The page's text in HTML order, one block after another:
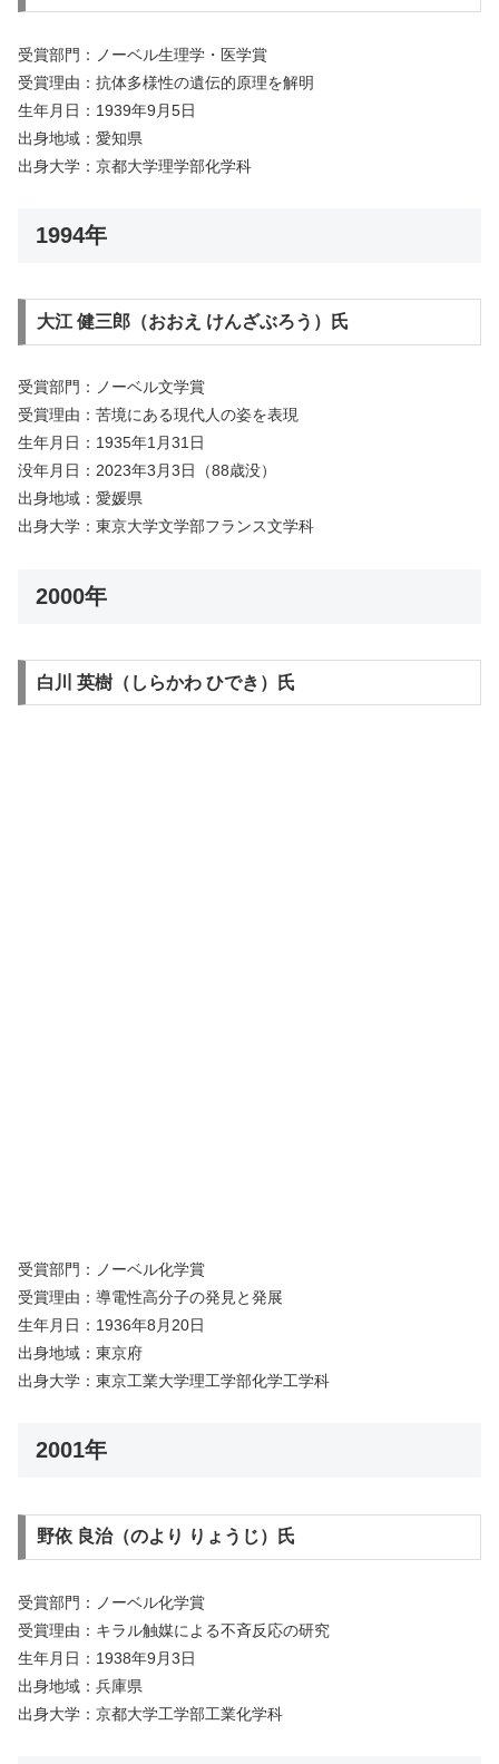
受賞部門：ノーベル生理学・医学賞
受賞理由：抗体多様性の遺伝的原理を解明
生年月日：1939年9月5日
出身地域：愛知県
出身大学：京都大学理学部化学科
1994年
大江 健三郎（おおえ けんざぶろう）氏
受賞部門：ノーベル文学賞
受賞理由：苦境にある現代人の姿を表現
生年月日：1935年1月31日
没年月日：2023年3月3日（88歳没）
出身地域：愛媛県
出身大学：東京大学文学部フランス文学科
2000年
白川 英樹（しらかわ ひでき）氏
受賞部門：ノーベル化学賞
受賞理由：導電性高分子の発見と発展
生年月日：1936年8月20日
出身地域：東京府
出身大学：東京工業大学理工学部化学工学科
2001年
野依 良治（のより りょうじ）氏
受賞部門：ノーベル化学賞
受賞理由：キラル触媒による不斉反応の研究
生年月日：1938年9月3日
出身地域：兵庫県
出身大学：京都大学工学部工業化学科